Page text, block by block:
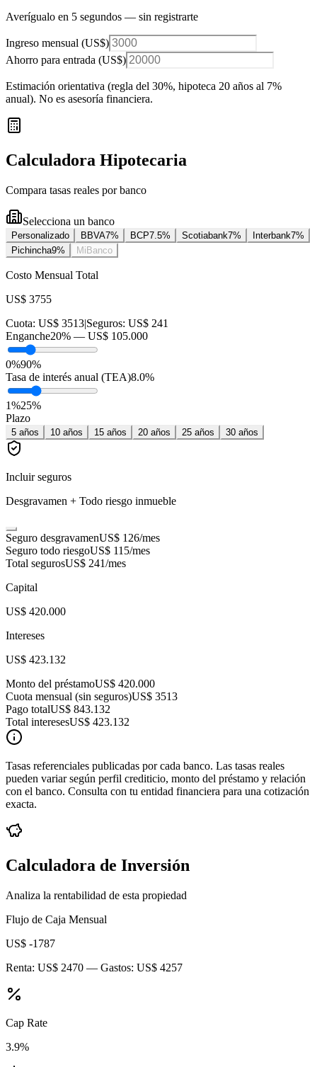
Averígualo en 5 segundos — sin registrarte
Ingreso mensual (US$)
Ahorro para entrada (US$)
Estimación orientativa (regla del 30%, hipoteca 20 años al 7%
anual). No es asesoría financiera.
Calculadora Hipotecaria
Compara tasas reales por banco
Selecciona un banco
Personalizado BBVA7% BCP7.5% Scotiabank7% Interbank7%
Pichincha9% MiBanco
Costo Mensual Total
US$ 3755
Cuota: US$ 3513|Seguros: US$ 241
Enganche20% — US$ 105.000
0%90%
Tasa de interés anual (TEA)8.0%
1%25%
Plazo
5 años 10 años 15 años 20 años 25 años 30 años
Incluir seguros
Desgravamen + Todo riesgo inmueble
Seguro desgravamenUS$ 126/mes
Seguro todo riesgoUS$ 115/mes
Total segurosUS$ 241/mes
Capital
US$ 420.000
Intereses
US$ 423.132
Monto del préstamoUS$ 420.000
Cuota mensual (sin seguros)US$ 3513
Pago totalUS$ 843.132
Total interesesUS$ 423.132
Tasas referenciales publicadas por cada banco. Las tasas reales
pueden variar según perfil crediticio, monto del préstamo y relación
con el banco. Consulta con tu entidad financiera para una cotización
exacta.
Calculadora de Inversión
Analiza la rentabilidad de esta propiedad
Flujo de Caja Mensual
US$ -1787
Renta: US$ 2470 — Gastos: US$ 4257
Cap Rate
3.9%